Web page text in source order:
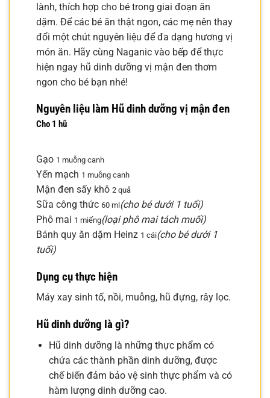
lành, thích hợp cho bé trong giai đoạn ăn
dặm. Để các bé ăn thật ngon, các mẹ nên thay
đổi một chút nguyên liệu để đa dạng hương vị
món ăn. Hãy cùng Naganic vào bếp để thực
hiện ngay hũ dinh dưỡng vị mận đen thơm
ngon cho bé bạn nhé!
Nguyên liệu làm Hũ dinh dưỡng vị mận đen
Cho 1 hũ
Gạo 1 muỗng canh
Yến mạch 1 muỗng canh
Mận đen sấy khô 2 quả
Sữa công thức 60 ml (cho bé dưới 1 tuổi)
Phô mai 1 miếng(loại phô mai tách muối)
Bánh quy ăn dặm Heinz 1 cái(cho bé dưới 1
tuổi)
Dụng cụ thực hiện
Máy xay sinh tố, nồi, muỗng, hũ đựng, rây lọc.
Hũ dinh dưỡng là gì?
Hũ dinh dưỡng là những thực phẩm có
chứa các thành phần dinh dưỡng, được
chế biến đảm bảo vệ sinh thực phẩm và có
hàm lượng dinh dưỡng cao.